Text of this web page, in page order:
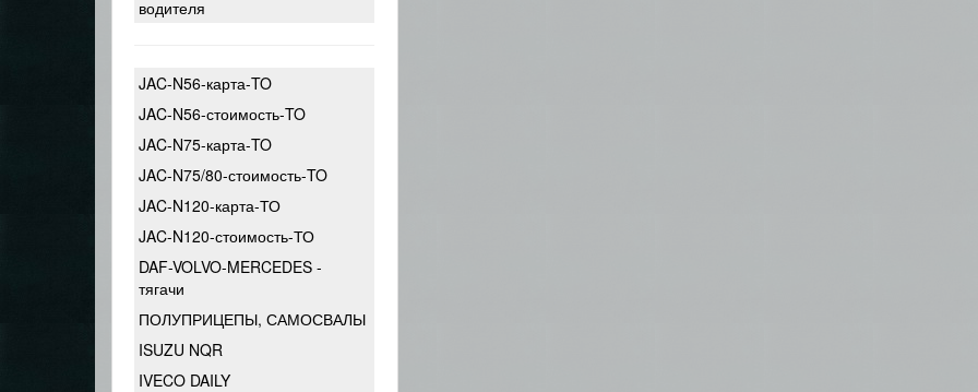
водителя
JAC-N56-карта-TO
JAC-N56-стоимость-TO
JAC-N75-карта-TO
JAC-N75/80-стоимость-TO
JAC-N120-карта-ТО
JAC-N120-стоимость-ТО
DAF-VOLVO-MERCEDES -
тягачи
ПОЛУПРИЦЕПЫ, САМОСВАЛЫ
ISUZU NQR
IVECO DAILY